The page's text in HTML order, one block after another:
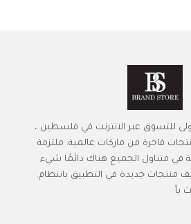
للتسوق عبر الانترنت في فلسطين ،
فاخرة من ماركات عالمية. ملتزمة
في متناول الجميع هناك دائمًا شيء
منتجات جديدة في التطبيق بانتظام.
بأ